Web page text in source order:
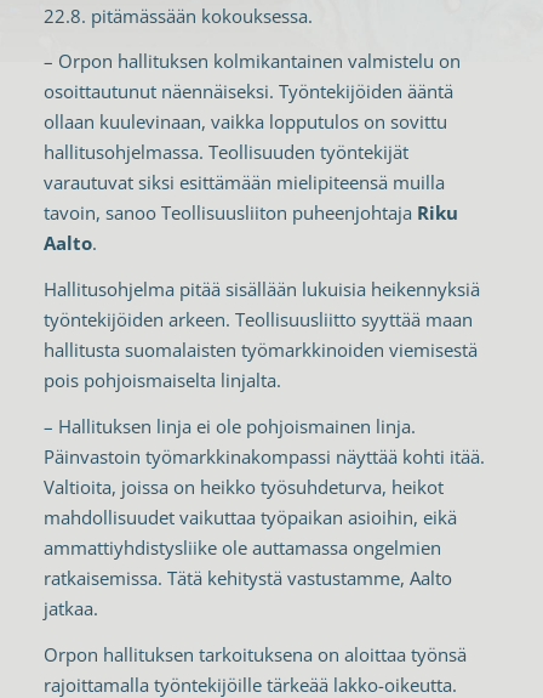
22.8. pitämässään kokouksessa.
– Orpon hallituksen kolmikantainen valmistelu on
osoittautunut näennäiseksi. Työntekijöiden ääntä
ollaan kuulevinaan, vaikka lopputulos on sovittu
hallitusohjelmassa. Teollisuuden työntekijät
varautuvat siksi esittämään mielipiteensä muilla
tavoin, sanoo Teollisuusliiton puheenjohtaja Riku
Aalto.
Hallitusohjelma pitää sisällään lukuisia heikennyksiä
työntekijöiden arkeen. Teollisuusliitto syyttää maan
hallitusta suomalaisten työmarkkinoiden viemisestä
pois pohjoismaiselta linjalta.
– Hallituksen linja ei ole pohjoismainen linja.
Päinvastoin työmarkkinakompassi näyttää kohti itää.
Valtioita, joissa on heikko työsuhdeturva, heikot
mahdollisuudet vaikuttaa työpaikan asioihin, eikä
ammattiyhdistysliike ole auttamassa ongelmien
ratkaisemissa. Tätä kehitystä vastustamme, Aalto
jatkaa.
Orpon hallituksen tarkoituksena on aloittaa työnsä
rajoittamalla työntekijöille tärkeää lakko-oikeutta.